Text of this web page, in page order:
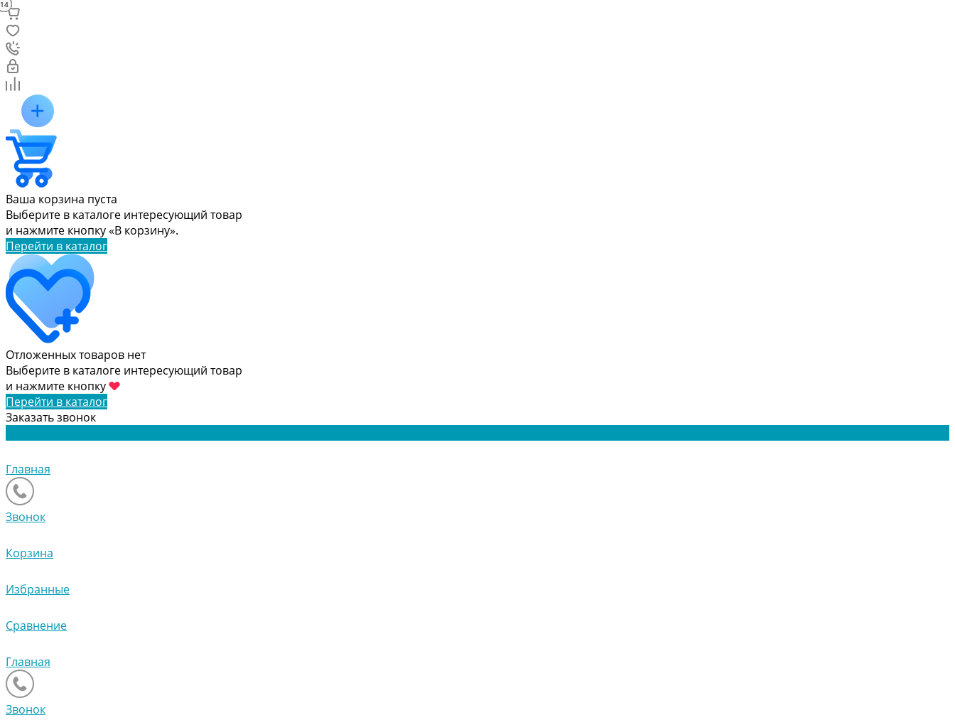
Ваша корзина пуста
Выберите в каталоге интересующий товар
и нажмите кнопку «В корзину».
Перейти в каталог
Отложенных товаров нет
Выберите в каталоге интересующий товар
и нажмите кнопку
Перейти в каталог
Заказать звонок
Главная
Звонок
Корзина
Избранные
Сравнение
Главная
Звонок
14
6
10
9
13
12
16
1
3
4
7
5
11
2
8
15
14
14
5
14
14
14
14